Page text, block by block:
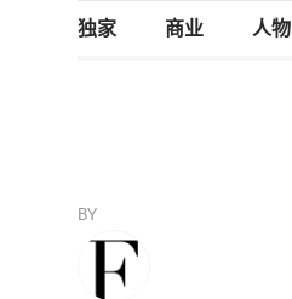
独家 商业 人物
BY